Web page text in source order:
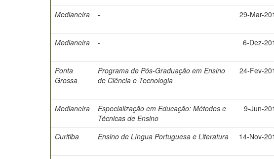
Medianeira
- 29-Mar-
Medianeira
- 6-Dez-
Ponta
Grossa
Programa de Pós-Graduação em Ensino
de Ciência e Tecnologia
24-Fev-
Medianeira
Especialização em Educação: Métodos e
Técnicas de Ensino
9-Jun-
Curitiba
Ensino de Língua Portuguesa e Literatura 14-Nov-